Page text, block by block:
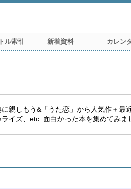
ル索引 新着資料 カレン
親しもう&「うた恋」から人気作＋
イズ、etc. 面白かった本を集めてみま